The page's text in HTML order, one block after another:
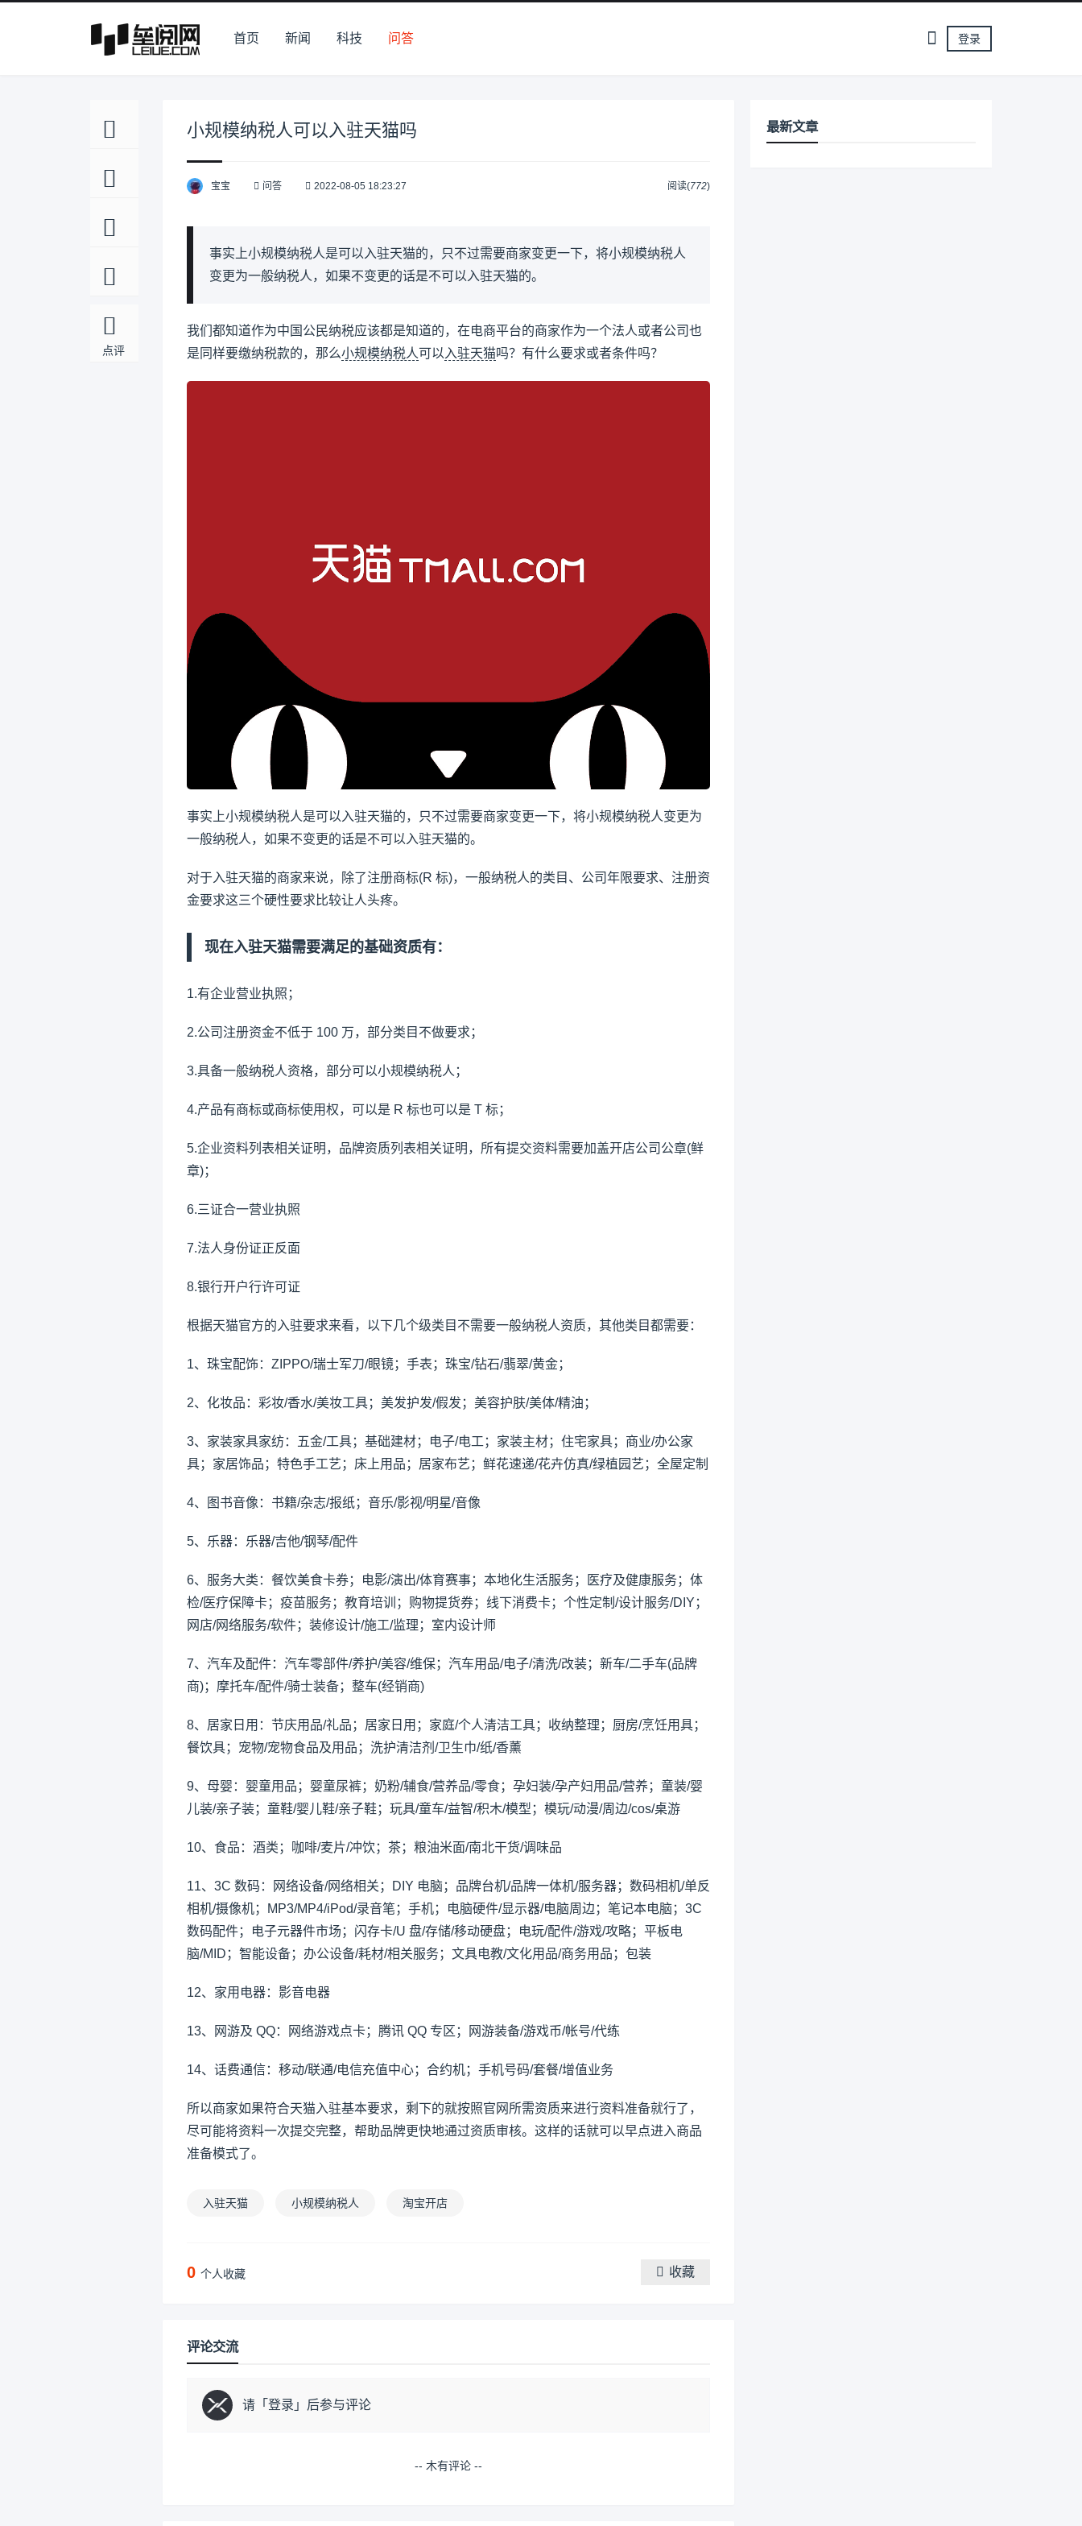
首页 新闻 科技 问答 登录
点评
小规模纳税人可以入驻天猫吗
宝宝 问答 2022-08-05 18:23:27 阅读(772)
事实上小规模纳税人是可以入驻天猫的，只不过需要商家变更一下，将小规模纳税人
变更为一般纳税人，如果不变更的话是不可以入驻天猫的。
我们都知道作为中国公民纳税应该都是知道的，在电商平台的商家作为一个法人或者公司也
是同样要缴纳税款的，那么小规模纳税人可以 入驻天猫吗？有什么要求或者条件吗？
事实上小规模纳税人是可以入驻天猫的，只不过需要商家变更一下，将小规模纳税人变更为
一般纳税人，如果不变更的话是不可以入驻天猫的。
对于入驻天猫的商家来说，除了注册商标(R 标)，一般纳税人的类目、公司年限要求、注册资
金要求这三个硬性要求比较让人头疼。
现在入驻天猫需要满足的基础资质有：
1.有企业营业执照；
2.公司注册资金不低于 100 万，部分类目不做要求；
3.具备一般纳税人资格，部分可以小规模纳税人；
4.产品有商标或商标使用权，可以是 R 标也可以是 T 标；
5.企业资料列表相关证明，品牌资质列表相关证明，所有提交资料需要加盖开店公司公章(鲜
章)；
6.三证合一营业执照
7.法人身份证正反面
8.银行开户行许可证
根据天猫官方的入驻要求来看，以下几个级类目不需要一般纳税人资质，其他类目都需要：
1、珠宝配饰：ZIPPO/瑞士军刀/眼镜；手表；珠宝/钻石/翡翠/黄金；
2、化妆品：彩妆/香水/美妆工具；美发护发/假发；美容护肤/美体/精油；
3、家装家具家纺：五金/工具；基础建材；电子/电工；家装主材；住宅家具；商业/办公家
具；家居饰品；特色手工艺；床上用品；居家布艺；鲜花速递/花卉仿真/绿植园艺；全屋定制
4、图书音像：书籍/杂志/报纸；音乐/影视/明星/音像
5、乐器：乐器/吉他/钢琴/配件
6、服务大类：餐饮美食卡券；电影/演出/体育赛事；本地化生活服务；医疗及健康服务；体
检/医疗保障卡；疫苗服务；教育培训；购物提货券；线下消费卡；个性定制/设计服务/DIY；
网店/网络服务/软件；装修设计/施工/监理；室内设计师
7、汽车及配件：汽车零部件/养护/美容/维保；汽车用品/电子/清洗/改装；新车/二手车(品牌
商)；摩托车/配件/骑士装备；整车(经销商)
8、居家日用：节庆用品/礼品；居家日用；家庭/个人清洁工具；收纳整理；厨房/烹饪用具；
餐饮具；宠物/宠物食品及用品；洗护清洁剂/卫生巾/纸/香薰
9、母婴：婴童用品；婴童尿裤；奶粉/辅食/营养品/零食；孕妇装/孕产妇用品/营养；童装/婴
儿装/亲子装；童鞋/婴儿鞋/亲子鞋；玩具/童车/益智/积木/模型；模玩/动漫/周边/cos/桌游
10、食品：酒类；咖啡/麦片/冲饮；茶；粮油米面/南北干货/调味品
11、3C 数码：网络设备/网络相关；DIY 电脑；品牌台机/品牌一体机/服务器；数码相机/单反
相机/摄像机；MP3/MP4/iPod/录音笔；手机；电脑硬件/显示器/电脑周边；笔记本电脑；3C
数码配件；电子元器件市场；闪存卡/U 盘/存储/移动硬盘；电玩/配件/游戏/攻略；平板电
脑/MID；智能设备；办公设备/耗材/相关服务；文具电教/文化用品/商务用品；包装
12、家用电器：影音电器
13、网游及 QQ：网络游戏点卡；腾讯 QQ 专区；网游装备/游戏币/帐号/代练
14、话费通信：移动/联通/电信充值中心；合约机；手机号码/套餐/增值业务
所以商家如果符合天猫入驻基本要求，剩下的就按照官网所需资质来进行资料准备就行了，
尽可能将资料一次提交完整，帮助品牌更快地通过资质审核。这样的话就可以早点进入商品
准备模式了。
入驻天猫 小规模纳税人 淘宝开店
0 个人收藏 收藏
评论交流
请「 登录 」后参与评论
-- 木有评论 --
最新文章